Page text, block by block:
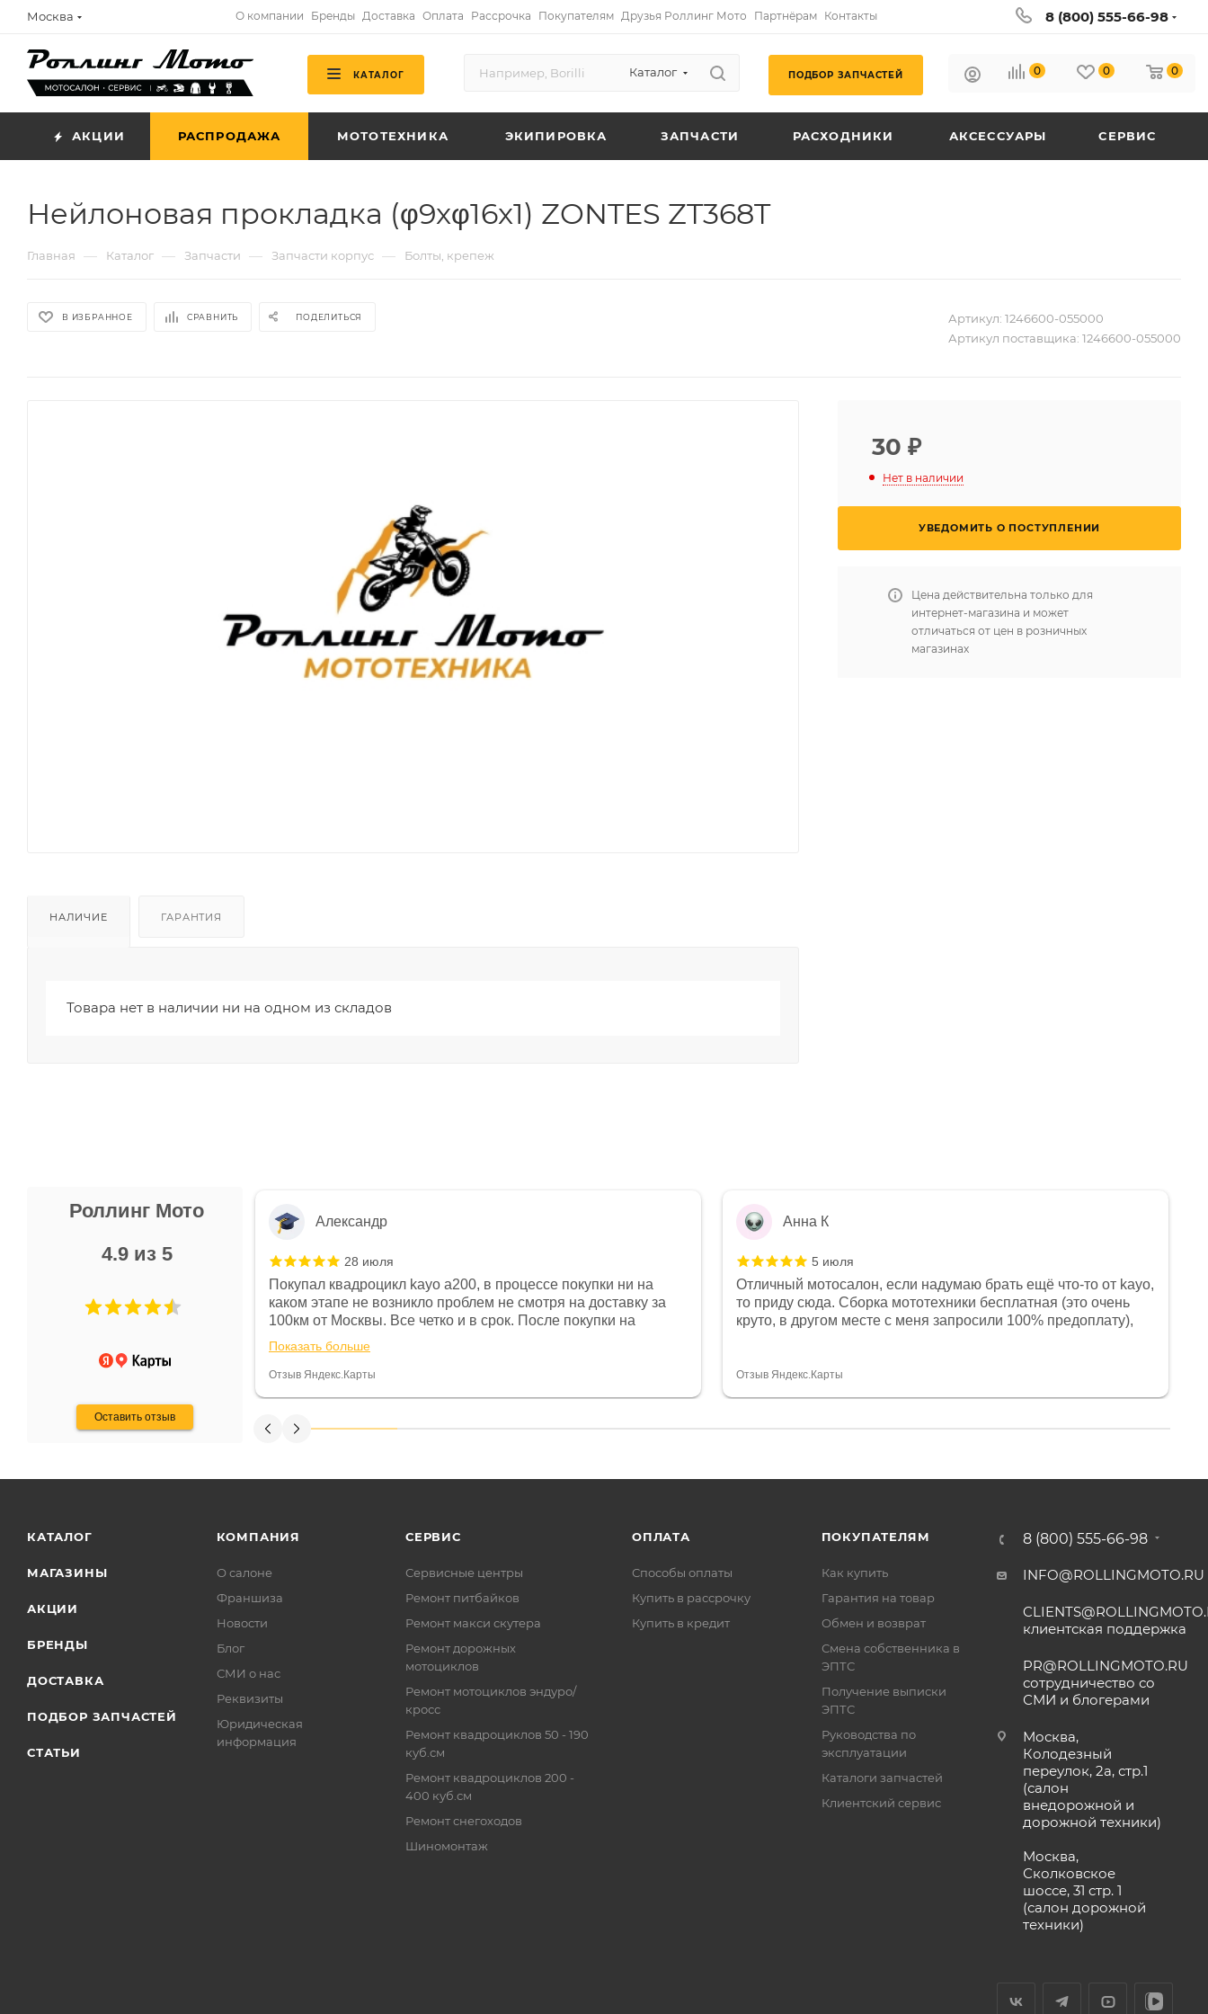
Москва О компании Бренды Доставка Оплата Рассрочка Покупателям Друзья Роллинг Мото Партнёрам Контакты 8 (800) 555-66-98
КАТАЛОГ Каталог ПОДБОР ЗАПЧАСТЕЙ 0 0 0
АКЦИИ РАСПРОДАЖА МОТОТЕХНИКА ЭКИПИРОВКА ЗАПЧАСТИ РАСХОДНИКИ АКСЕССУАРЫ СЕРВИС
Нейлоновая прокладка (φ9xφ16x1) ZONTES ZT368T
Главная — Каталог — Запчасти — Запчасти корпус — Болты, крепеж
В ИЗБРАННОЕ СРАВНИТЬ ПОДЕЛИТЬСЯ Артикул: 1246600-055000
Артикул поставщика: 1246600-055000
НАЛИЧИЕ ГАРАНТИЯ
Товара нет в наличии ни на одном из складов
30 ₽
Нет в наличии
УВЕДОМИТЬ О ПОСТУПЛЕНИИ
Цена действительна только для
интернет-магазина и может
отличаться от цен в розничных
магазинах
Роллинг Мото
4.9 из 5
Оставить отзыв
Не понравились условия
и дают только на год)
Александр
28 июля
Покупал квадроцикл kayo a200, в процессе покупки ни на
каком этапе не возникло проблем не смотря на доставку за
100км от Москвы. Все четко и в срок. После покупки на
спидометре всегда был 0, при этом представители магазина
постоянно были на связи и в итоге проблема была решена.
Считаю, что это говорит о небезразличии к клиенту после
Показать больше
Отзыв Яндекс.Карты
Анна К
5 июля
Отличный мотосалон, если надумаю брать ещё что-то от kayo,
то приду сюда. Сборка мототехники бесплатная (это очень
круто, в другом месте с меня запросили 100% предоплату),
спасибо отдельное, всегда на связи, очень детально всё
Отзыв Яндекс.Карты
КАТАЛОГ
МАГАЗИНЫ
АКЦИИ
БРЕНДЫ
ДОСТАВКА
ПОДБОР ЗАПЧАСТЕЙ
СТАТЬИ
КОМПАНИЯ
О салоне
Франшиза
Новости
Блог
СМИ о нас
Реквизиты
Юридическая
информация
СЕРВИС
Сервисные центры
Ремонт питбайков
Ремонт макси скутера
Ремонт дорожных
мотоциклов
Ремонт мотоциклов эндуро/
кросс
Ремонт квадроциклов 50 - 190
куб.см
Ремонт квадроциклов 200 -
400 куб.см
Ремонт снегоходов
Шиномонтаж
ОПЛАТА
Способы оплаты
Купить в рассрочку
Купить в кредит
ПОКУПАТЕЛЯМ
Как купить
Гарантия на товар
Обмен и возврат
Смена собственника в
ЭПТС
Получение выписки
ЭПТС
Руководства по
эксплуатации
Каталоги запчастей
Клиентский сервис
8 (800) 555-66-98
INFO@ROLLINGMOTO.RU
клиентская поддержка
PR@ROLLINGMOTO.RU
сотрудничество со
СМИ и блогерами
Москва,
Колодезный
переулок, 2а, стр.1
(салон
внедорожной и
дорожной техники)
Москва,
Сколковское
шоссе, 31 стр. 1
(салон дорожной
техники)